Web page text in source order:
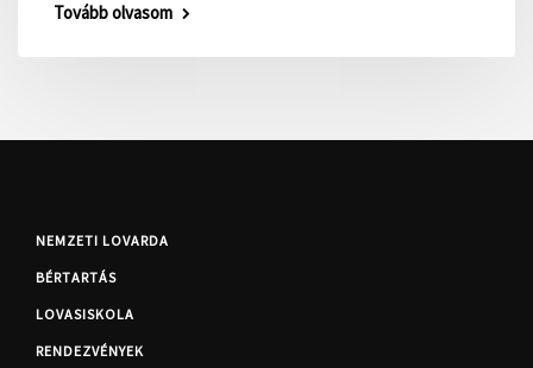
Tovább olvasom
NEMZETI LOVARDA
BÉRTARTÁS
LOVASISKOLA
RENDEZVÉNYEK